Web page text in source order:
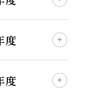
度
度